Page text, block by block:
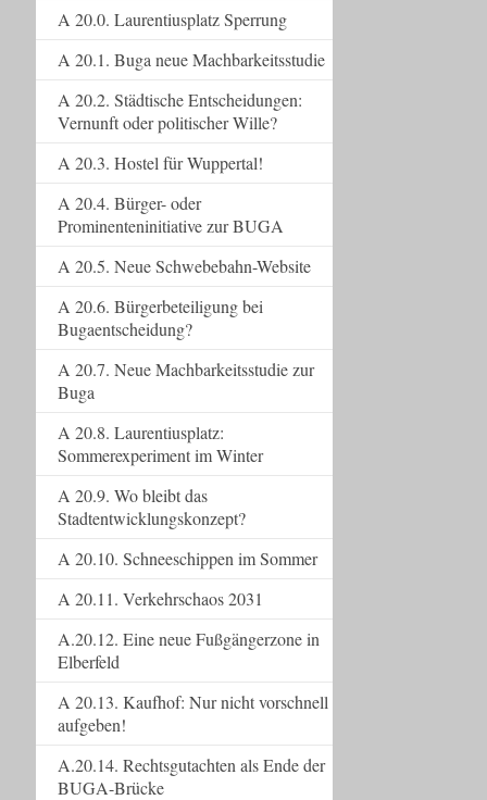
A 20.0. Laurentiusplatz Sperrung
A 20.1. Buga neue Machbarkeitsstudie
A 20.2. Städtische Entscheidungen:
Vernunft oder politischer Wille?
A 20.3. Hostel für Wuppertal!
A 20.4. Bürger- oder
Prominenteninitiative zur BUGA
A 20.5. Neue Schwebebahn-Website
A 20.6. Bürgerbeteiligung bei
Bugaentscheidung?
A 20.7. Neue Machbarkeitsstudie zur
Buga
A 20.8. Laurentiusplatz:
Sommerexperiment im Winter
A 20.9. Wo bleibt das
Stadtentwicklungskonzept?
A 20.10. Schneeschippen im Sommer
A 20.11. Verkehrschaos 2031
A.20.12. Eine neue Fußgängerzone in
Elberfeld
A 20.13. Kaufhof: Nur nicht vorschnell
aufgeben!
A.20.14. Rechtsgutachten als Ende der
BUGA-Brücke